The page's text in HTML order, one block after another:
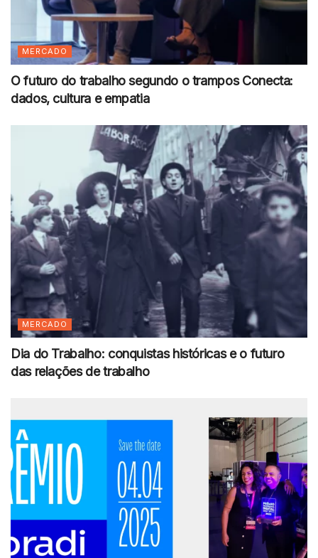
MERCADO
O futuro do trabalho segundo o trampos Conecta:
dados, cultura e empatia
MERCADO
Dia do Trabalho: conquistas históricas e o futuro
das relações de trabalho